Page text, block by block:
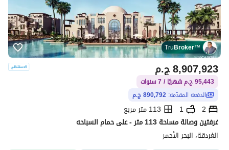
TruBroker™
ج.م8,907,923
95,443 ج.م شهريًا / 7 سنوات
الدفعة المقدّمة: 890,792 ج.م
2
1
113 متر مربع
غرفتين وصالة مساحة 113 متر - على حمام السباحه
الغردقة، البحر الأحمر